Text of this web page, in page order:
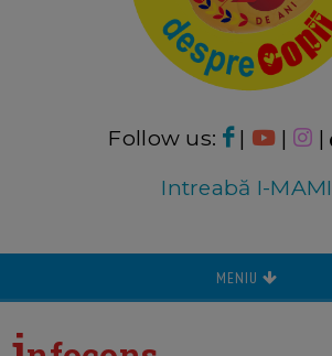
Follow us: | | |
Intreabă I-MAMI
MENIU